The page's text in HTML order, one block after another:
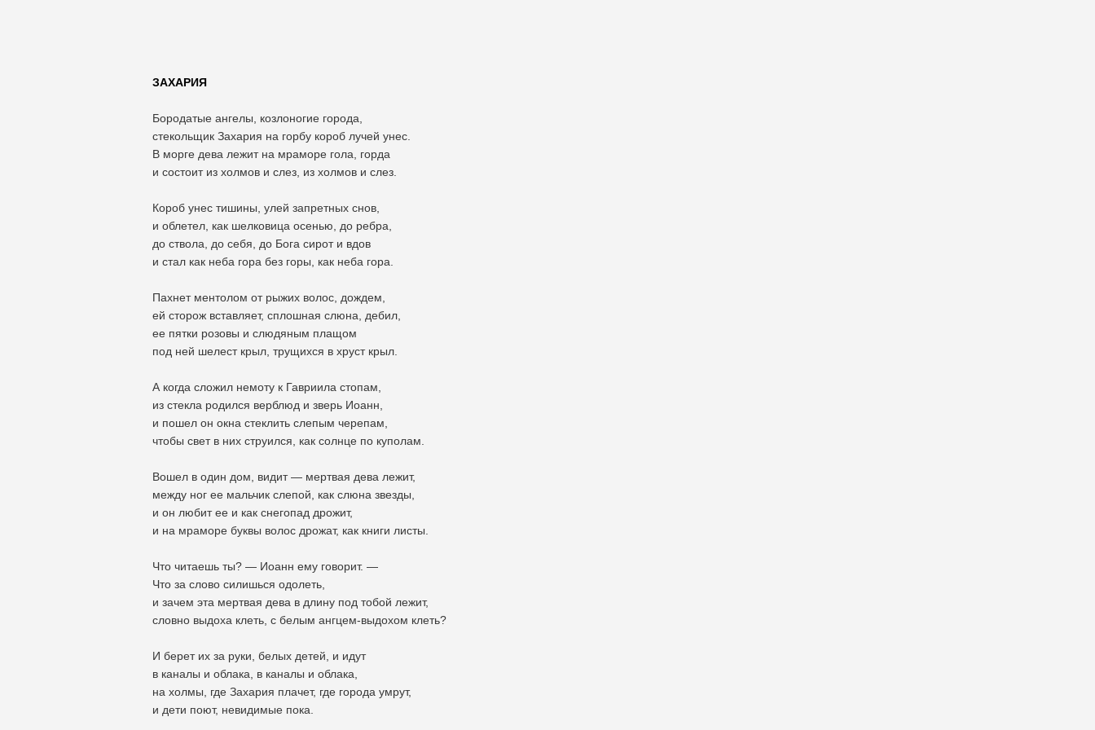
ЗАХАРИЯ
Бородатые ангелы, козлоногие города,
стекольщик Захария на горбу короб лучей унес.
В морге дева лежит на мраморе гола, горда
и состоит из холмов и слез, из холмов и слез.
Короб унес тишины, улей запретных снов,
и облетел, как шелковица осенью, до ребра,
до ствола, до себя, до Бога сирот и вдов
и стал как неба гора без горы, как неба гора.
Пахнет ментолом от рыжих волос, дождем,
ей сторож вставляет, сплошная слюна, дебил,
ее пятки розовы и слюдяным плащом
под ней шелест крыл, трущихся в хруст крыл.
А когда сложил немоту к Гавриила стопам,
из стекла родился верблюд и зверь Иоанн,
и пошел он окна стеклить слепым черепам,
чтобы свет в них струился, как солнце по куполам.
Вошел в один дом, видит — мертвая дева лежит,
между ног ее мальчик слепой, как слюна звезды,
и он любит ее и как снегопад дрожит,
и на мраморе буквы волос дрожат, как книги листы.
Что читаешь ты? — Иоанн ему говорит. —
Что за слово силишься одолеть,
и зачем эта мертвая дева в длину под тобой лежит,
словно выдоха клеть, с белым ангцем-выдохом клеть?
И берет их за руки, белых детей, и идут
в каналы и облака, в каналы и облака,
на холмы, где Захария плачет, где города умрут,
и дети поют, невидимые пока.